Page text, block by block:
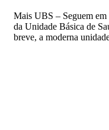
Mais UBS – Seguem em
da Unidade Básica de
breve, a moderna